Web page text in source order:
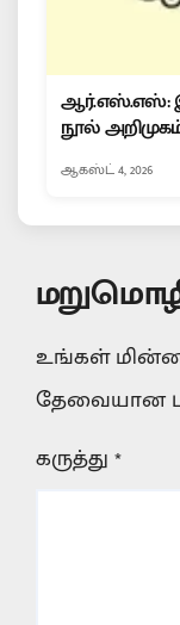
ஆர்.எஸ்.எஸ்:
நூல்
ஆகஸ்ட் 4, 2026
உங்கள்
தேவையான
கருத்து*